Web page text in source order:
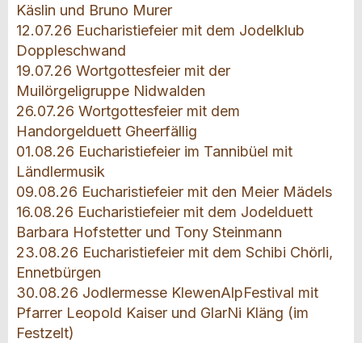
Käslin und Bruno Murer
12.07.26 Eucharistiefeier mit dem Jodelklub
Doppleschwand
19.07.26 Wortgottesfeier mit der
Muilörgeligruppe Nidwalden
26.07.26 Wortgottesfeier mit dem
Handorgelduett Gheerfällig
01.08.26 Eucharistiefeier im Tannibüel mit
Ländlermusik
09.08.26 Eucharistiefeier mit den Meier Mädels
16.08.26 Eucharistiefeier mit dem Jodelduett
Barbara Hofstetter und Tony Steinmann
23.08.26 Eucharistiefeier mit dem Schibi Chörli,
Ennetbürgen
30.08.26 Jodlermesse KlewenAlpFestival mit
Pfarrer Leopold Kaiser und GlarNi Kläng (im
Festzelt)